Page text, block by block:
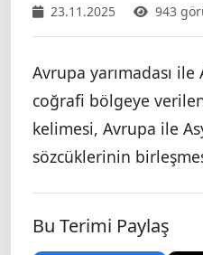
23.11.2025 943
Avrupa yarımadası ile
coğrafi bölgeye
kelimesi, Avrupa ile
sözcüklerinin
Bu Terimi Paylaş